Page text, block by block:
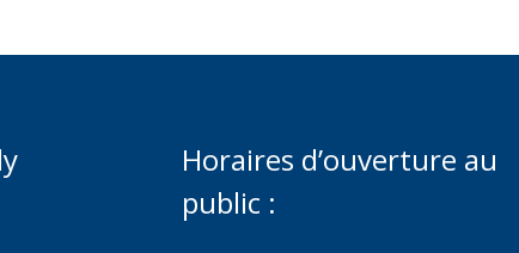
Horaires d’ouverture au
public :